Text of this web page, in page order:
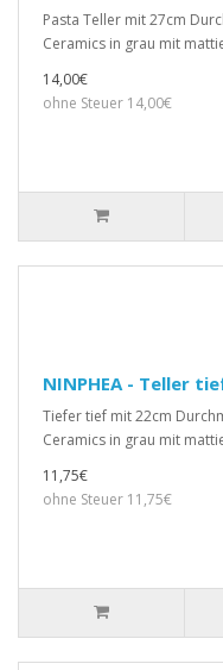
Pasta Teller mit 27cm
Ceramics in grau mit
14,00€
ohne Steuer 14,00€
NINPHEA - Teller
Tiefer tief mit 22cm
Ceramics in grau mit
11,75€
ohne Steuer 11,75€